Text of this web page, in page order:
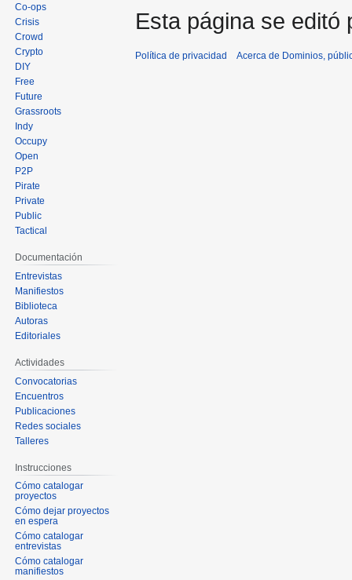
Co-ops
Crisis
Crowd
Crypto
DIY
Free
Future
Grassroots
Indy
Occupy
Open
P2P
Pirate
Private
Public
Tactical
Documentación
Entrevistas
Manifiestos
Biblioteca
Autoras
Editoriales
Actividades
Convocatorias
Encuentros
Publicaciones
Redes sociales
Talleres
Instrucciones
Cómo catalogar
proyectos
Cómo dejar proyectos
en espera
Cómo catalogar
entrevistas
Cómo catalogar
manifiestos
Esta página se editó
Política de privacidad Acerca de Dominios,